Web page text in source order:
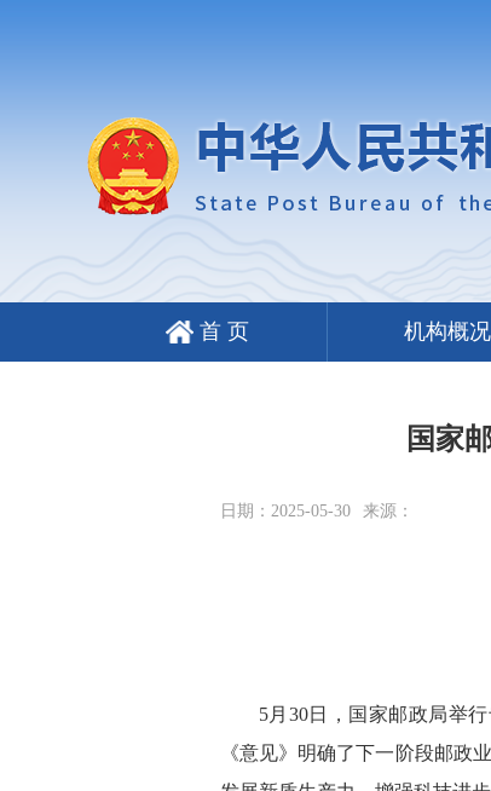
首 页 机构概况
国家
日期：2025-05-30 来源：
5月30日，国家邮政局举
《意见》明确了下一阶段邮政